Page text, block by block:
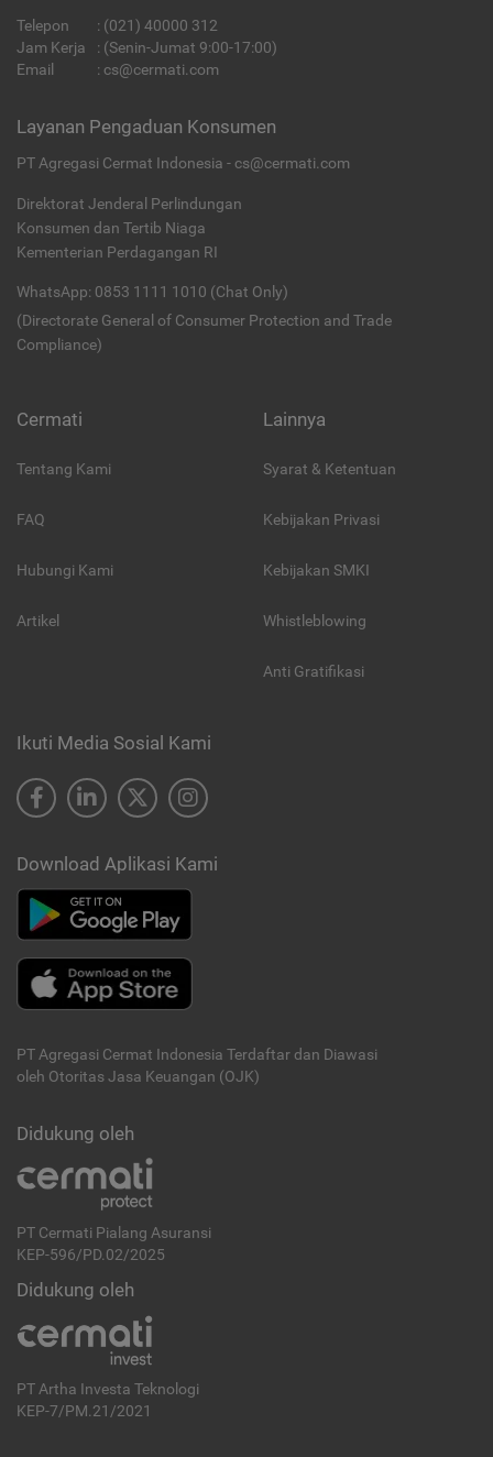
Telepon : (021) 40000 312
Jam Kerja
: (Senin-Jumat 9:00-17:00)
Email
: cs@cermati.com
Layanan Pengaduan Konsumen
PT Agregasi Cermat Indonesia - cs@cermati.com
Direktorat Jenderal Perlindungan
Konsumen dan Tertib Niaga
Kementerian Perdagangan RI
WhatsApp: 0853 1111 1010 (Chat Only)
(Directorate General of Consumer Protection and Trade
Compliance)
Cermati
Tentang Kami
FAQ
Hubungi Kami
Artikel
Lainnya
Syarat & Ketentuan
Kebijakan Privasi
Kebijakan SMKI
Whistleblowing
Anti Gratifikasi
Ikuti Media Sosial Kami
Download Aplikasi Kami
PT Agregasi Cermat Indonesia Terdaftar dan Diawasi
oleh Otoritas Jasa Keuangan (OJK)
Didukung oleh
PT Cermati Pialang Asuransi
KEP-596/PD.02/2025
Didukung oleh
PT Artha Investa Teknologi
KEP-7/PM.21/2021